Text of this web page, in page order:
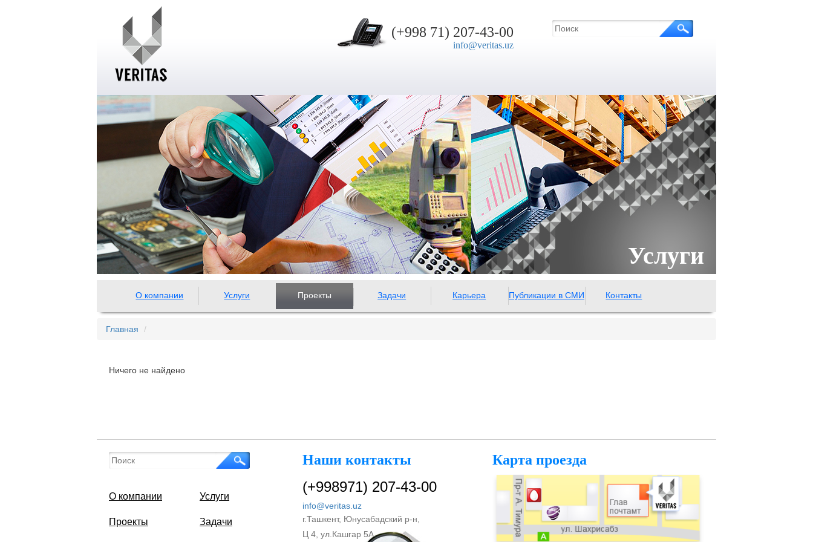
(+998 71) 207-43-00
info@veritas.uz
Услуги
О компании Услуги Проекты Задачи Карьера Публикации в СМИ Контакты
Главная
Ничего не найдено
О компании Услуги
Проекты Задачи
Наши контакты
(+998971) 207-43-00
info@veritas.uz
г.Ташкент, Юнусабадский р-н,
Ц 4, ул.Кашгар 5А.
Карта проезда